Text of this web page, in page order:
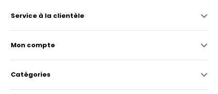
Service à la clientèle
Mon compte
Catégories